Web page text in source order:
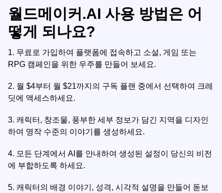
월드메이커.AI 사용 방법은 어
떻게 되나요?
1. 무료로 가입하여 플랫폼에 접속하고 소설, 게임 또는
RPG 캠페인을 위한 우주를 만들어 보세요.
2. 월 $4부터 월 $21까지의 구독 플랜 중에서 선택하여 크레
딧에 액세스하세요.
3. 캐릭터, 창조물, 풍부한 세부 정보가 담긴 지역을 디자인
하여 명작 수준의 이야기를 생성하세요.
4. 모든 단계에서 AI를 안내하여 생성된 설정이 당신의 비전
에 부합하도록 하세요.
5. 캐릭터의 배경 이야기, 성격, 시각적 설명을 만들어 돋보